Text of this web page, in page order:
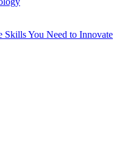
Skills You Need to Innovate